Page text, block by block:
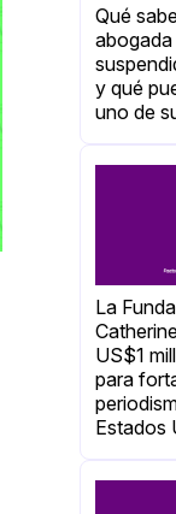
Qué
y qué
uno de
La
US$1
para
Estados